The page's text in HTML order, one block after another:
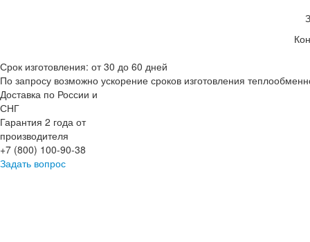
Срок изготовления: от 30 до 60 дней
По запросу возможно ускорение сроков изготовления
Доставка по России и
СНГ
Гарантия 2 года от
производителя
+7 (800) 100-90-38
Задать вопрос